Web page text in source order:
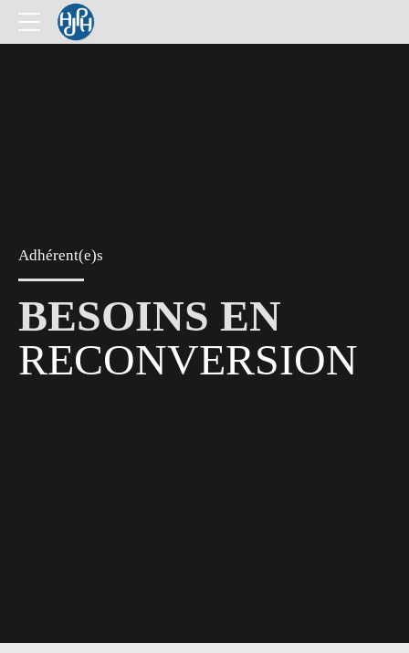
Adhérent(e)s
BESOINS EN
RECONVERSION